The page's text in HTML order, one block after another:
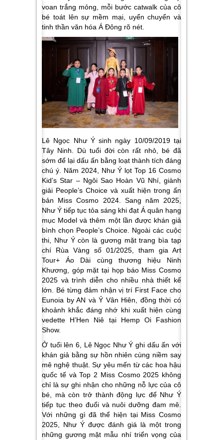
voan trắng mỏng, mỗi bước catwalk của cô
bé toát lên sự mềm mại, uyển chuyển và
tinh thần văn hóa Á Đông rõ nét.
Lê Ngọc Như Ý sinh ngày 10/09/2019 tại
Tây Ninh. Dù tuổi đời còn rất nhỏ, bé đã
sớm để lại dấu ấn bằng loạt thành tích đáng
chú ý. Năm 2024, Như Ý lọt Top 16 Cosmo
Kid’s Star – Ngôi Sao Hoàn Vũ Nhí, giành
giải People’s Choice và xuất hiện trong ấn
bản Miss Cosmo 2024. Sang năm 2025,
Như Ý tiếp tục tỏa sáng khi đạt Á quân hạng
mục Model và thêm một lần được khán giả
bình chọn People’s Choice. Ngoài các cuộc
thi, Như Ý còn là gương mặt trang bìa tạp
chí Rùa Vàng số 01/2025, tham gia Art
Tour+ Áo Dài cùng thương hiệu Ninh
Khương, góp mặt tại họp báo Miss Cosmo
2025 và trình diễn cho nhiều nhà thiết kế
lớn. Bé từng đảm nhận vị trí First Face cho
Eunoia by AN và Ỷ Vân Hiên, đồng thời có
khoảnh khắc đáng nhớ khi xuất hiện cùng
vedette H’Hen Niê tại Hemp Oi Fashion
Show.
Ở tuổi lên 6, Lê Ngọc Như Ý ghi dấu ấn với
khán giả bằng sự hồn nhiên cùng niềm say
mê nghệ thuật. Sự yêu mến từ các hoa hậu
quốc tế và Top 2 Miss Cosmo 2025 không
chỉ là sự ghi nhận cho những nỗ lực của cô
bé, mà còn trở thành động lực để Như Ý
tiếp tục theo đuổi và nuôi dưỡng đam mê.
Với những gì đã thể hiện tại Miss Cosmo
2025, Như Ý được đánh giá là một trong
những gương mặt mẫu nhí triển vọng của